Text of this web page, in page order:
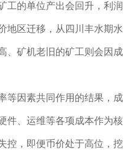
工的单位产出会回升，利润
地区迁移，从四川丰水期水
、矿机老旧的矿工则会因成
等因素共同作用的结果，成
件、运维等各项成本作为核
控，即便币价处于高位，挖